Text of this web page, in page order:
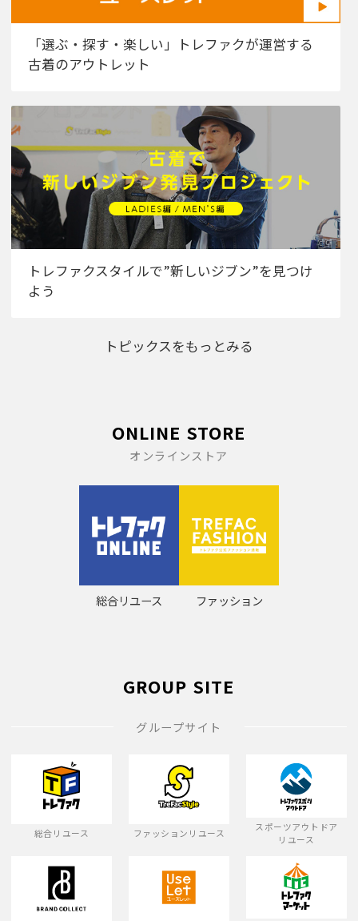
「選ぶ・探す・楽しい」トレファクが運営する
古着のアウトレット
トレファクスタイルで”新しいジブン”を見つけ
よう
トピックスをもっとみる
ONLINE STORE
オンラインストア
総合リユース ファッション
GROUP SITE
グループサイト
総合リユース ファッションリユース
スポーツアウトドア
リユース